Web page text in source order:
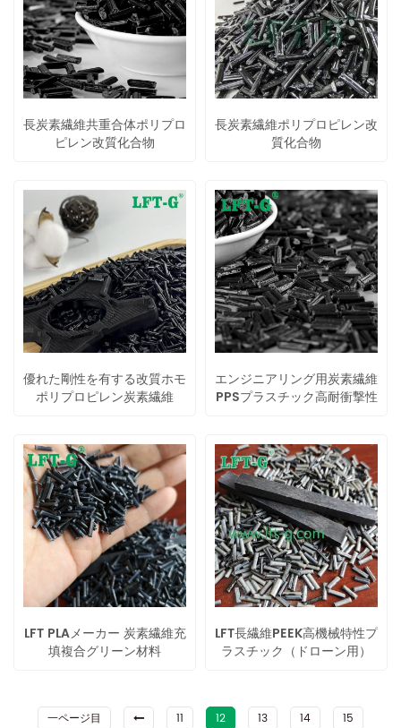
長炭素繊維共重合体ポリプロ
ピレン改質化合物
長炭素繊維ポリプロピレン改
質化合物
優れた剛性を有する改質ホモ
ポリプロピレン炭素繊維
エンジニアリング用炭素繊維
PPSプラスチック高耐衝撃性
LFT PLAメーカー 炭素繊維充
填複合グリーン材料
LFT長繊維PEEK高機械特性プ
ラスチック（ドローン用）
一ページ目 11 12 13 14
15